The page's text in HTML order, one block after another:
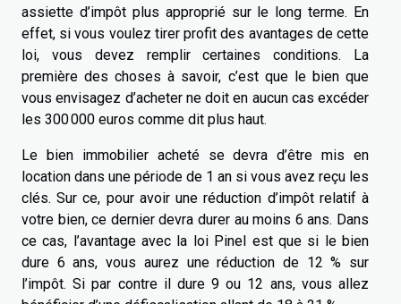
assiette d’impôt plus approprié sur le long terme. En
effet, si vous voulez tirer profit des avantages de cette
loi, vous devez remplir certaines conditions. La
première des choses à savoir, c’est que le bien que
vous envisagez d’acheter ne doit en aucun cas excéder
les 300 000 euros comme dit plus haut.
Le bien immobilier acheté se devra d’être mis en
location dans une période de 1 an si vous avez reçu les
clés. Sur ce, pour avoir une réduction d’impôt relatif à
votre bien, ce dernier devra durer au moins 6 ans. Dans
ce cas, l’avantage avec la loi Pinel est que si le bien
dure 6 ans, vous aurez une réduction de 12 % sur
l’impôt. Si par contre il dure 9 ou 12 ans, vous allez